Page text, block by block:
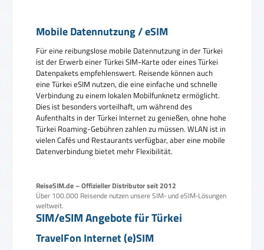
Mobile Datennutzung / eSIM
Für eine reibungslose mobile Datennutzung in der Türkei
ist der Erwerb einer Türkei SIM-Karte oder eines Türkei
Datenpakets empfehlenswert. Reisende können auch
eine Türkei eSIM nutzen, die eine einfache und schnelle
Verbindung zu einem lokalen Mobilfunknetz ermöglicht.
Dies ist besonders vorteilhaft, um während des
Aufenthalts in der Türkei Internet zu genießen, ohne hohe
Türkei Roaming-Gebühren zahlen zu müssen. WLAN ist in
vielen Cafés und Restaurants verfügbar, aber eine mobile
Datenverbindung bietet mehr Flexibilität.
ReiseSIM.de – Offizieller Distributor seit 2012
Über 100.000 Reisende nutzen unsere SIM‑ und eSIM‑Lösungen
weltweit.
SIM/eSIM Angebote für Türkei
TravelFon Internet (e)SIM